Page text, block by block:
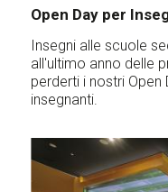
Open Day per
Insegni alle scuole
all'ultimo anno delle
perderti i nostri Open
insegnanti.